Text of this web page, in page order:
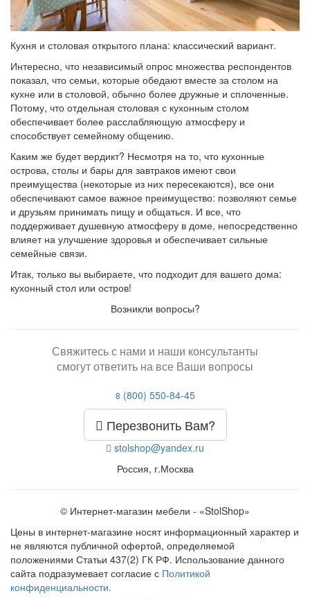
Кухня и столовая открытого плана: классический вариант.
Интересно, что независимый опрос множества респондентов
показал, что семьи, которые обедают вместе за столом на
кухне или в столовой, обычно более дружные и сплоченные.
Потому, что отдельная столовая с кухонным столом
обеспечивает более расслабляющую атмосферу и
способствует семейному общению.
Каким же будет вердикт? Несмотря на то, что кухонные
острова, столы и бары для завтраков имеют свои
преимущества (некоторые из них пересекаются), все они
обеспечивают самое важное преимущество: позволяют семье
и друзьям принимать пищу и общаться. И все, что
поддерживает душевную атмосферу в доме, непосредственно
влияет на улучшение здоровья и обеспечивает сильные
семейные связи.
Итак, только вы выбираете, что подходит для вашего дома:
кухонный стол или остров!
Возникли вопросы?
Свяжитесь с нами и наши консультанты
смогут ответить на все Ваши вопросы
8 (800) 550-84-45
Перезвонить Вам?
stolshop@yandex.ru
Россия, г.Москва
© Интернет-магазин мебели - «StolShop»
Цены в интернет-магазине носят информационный характер и
не являются публичной офертой, определяемой
положениями Статьи 437(2) ГК РФ. Использование данного
сайта подразумевает согласие с Политикой
конфиденциальности.